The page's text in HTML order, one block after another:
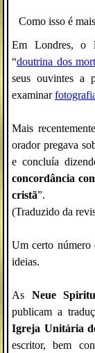
Como isso é
Em Londres, o
“doutrina dos
seus ouvintes a
examinar
Mais
orador pregava
e concluía
concordância
cristã”.
(Traduzido da
Um certo número
ideias.
As Neue
publicam a
Igreja Unitária
escritor, bem